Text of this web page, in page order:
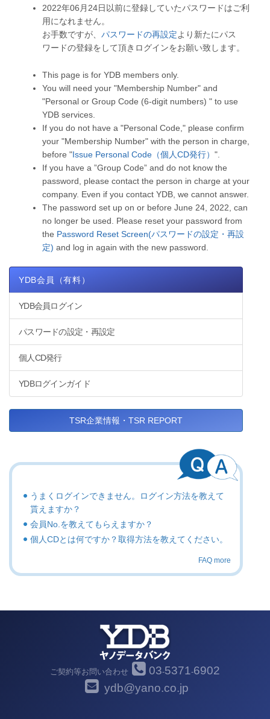
2022年06月24日以前に登録していたパスワードはご利
用になれません。
お手数ですが、 パスワードの再設定より新たにパス
ワードの登録をして頂きログインをお願い致します。
This page is for YDB members only.
You will need your "Membership Number" and
"Personal or Group Code (6-digit numbers) " to use
YDB services.
If you do not have a "Personal Code," please confirm
your "Membership Number" with the person in charge,
before "Issue Personal Code（個人CD発行） ".
If you have a ”Group Code” and do not know the
password, please contact the person in charge at your
company. Even if you contact YDB, we cannot answer.
The password set up on or before June 24, 2022, can
no longer be used. Please reset your password from
the Password Reset Screen(パスワードの設定・再設
定) and log in again with the new password.
YDB会員（有料）
YDB会員ログイン
パスワードの設定・再設定
個人CD発行
YDBログインガイド
TSR企業情報・TSR REPORT
うまくログインできません。ログイン方法を教えて
貰えますか？
会員No.を教えてもらえますか？
個人CDとは何ですか？取得方法を教えてください。
FAQ more
ご契約等お問い合わせ 03-5371-6902
ydb@yano.co.jp